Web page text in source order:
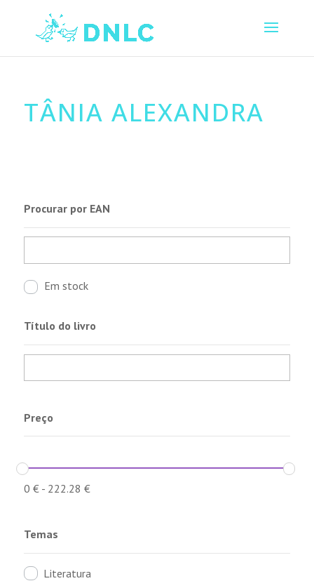
TÂNIA ALEXANDRA
Procurar por EAN
Em stock
Título do livro
Preço
0 €- 222.28 €
Temas
Literatura